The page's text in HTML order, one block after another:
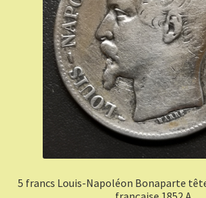
5 francs Louis-Napoléon Bonaparte